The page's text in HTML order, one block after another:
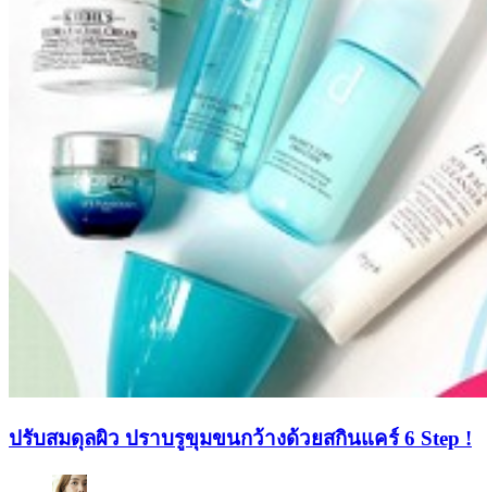
ปรับสมดุลผิว ปราบรูขุมขนกว้างด้วยสกินแคร์ 6 Step !